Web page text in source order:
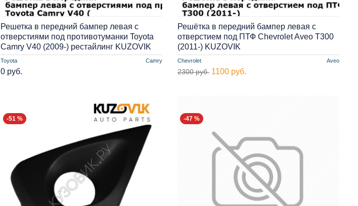
Toyota Camry
Решетка в передний бампер левая с
отверстиями под противотуманки Toyota
Camry V40 (2009-) рестайлинг KUZOVIK
0 руб.
Chevrolet Aveo
Решётка в передний бампер левая с
отверстием под ПТФ Chevrolet Aveo T300
(2011-) KUZOVIK
2300 руб. 1100 руб.
-51 % -47 %